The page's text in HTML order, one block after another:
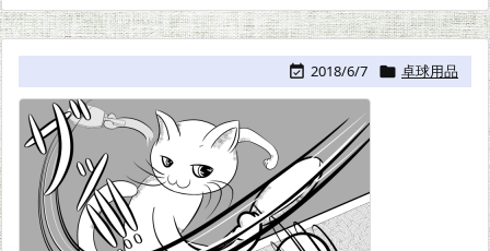
 2018/6/7  卓球用品